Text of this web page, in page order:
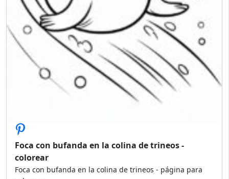
Foca con bufanda en la colina de trineos -
colorear
Foca con bufanda en la colina de trineos - página para